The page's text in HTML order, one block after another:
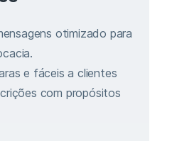
otimizado para
e fáceis a clientes
com propósitos